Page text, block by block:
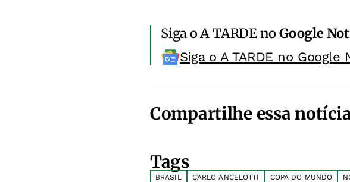
Siga o A TARDE noGoogle
Siga o A TARDE no Google
Compartilhe essa
Tags
BRASIL CARLO ANCELOTTI COPA DO MUNDO